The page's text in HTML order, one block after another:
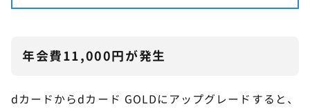
年会費11,000円が発生
dカードからdカード GOLDにアップグレードすると、